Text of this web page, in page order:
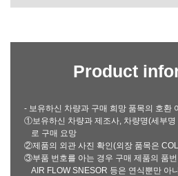
Product
- 보유하신 차량과 구매 희망 품목의 호환
①보유하신 차량과 제조사, 차량명(세부명
로 구매 요망
②제품의 외관 사진 확인(외장 품목은
③부품 번호를 아는 경우 구매 제품의 품
AIR FLOW SNESOR 등은 연식뿐만 아